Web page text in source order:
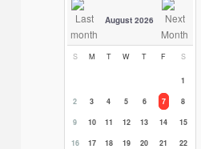
August 2026
S M T W T F S
1
2
3 4 5 6 7
8
9
10 11 12 13 14
15
16
17 18 19 20 21
22